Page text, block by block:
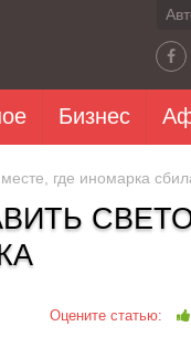
Бизнес
где иномарка
Оцените статью: